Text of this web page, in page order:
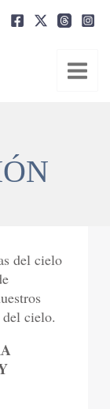
del cielo
del cielo.